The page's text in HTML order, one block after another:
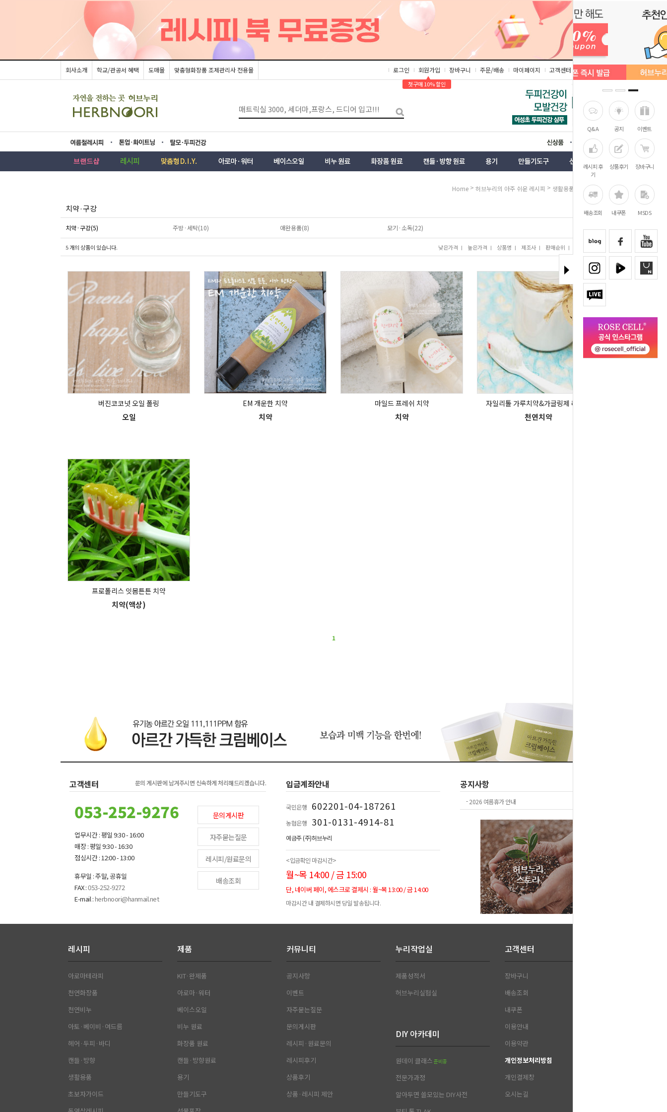
Q&A 공지 이벤트
레시피 후
기
상품후기 장바구니
배송조회 내쿠폰 MSDS
회사소개 학교/관공서 혜택 도매몰 맞춤형화장품 조제관리사 전용몰 로그인
회원가입
▲
첫구매 10% 할인
장바구니 주문/배송 마이페이지 고객센터 즐겨찾기
름레시피 업·화이트닝 모두피건강 상품 벤트
Home > 허브누리의 아주 쉬운 레시피 > 생활용품 치약·구강
치약·구강
치약·구강(5) 주방·세탁(10) 애완용품(8) 모기·소독(22)
5개의 상품이 있습니다. 낮은가격 I 높은가격 I 상품명 I 제조사 I 판매순위 I
버진코코넛 오일 폴링
오일
EM 개운한 치약
치약
마일드 프레쉬 치약
치약
자일리톨 가루치약&가글링제 레시피
천연치약
프로폴리스 잇몸튼튼 치약
치약(액상)
1
고객센터 문의 게시판에 남겨주시면 신속하게 처리해드리겠습니다.
053-252-9276
업무시간 : 평일 9:30 - 16:00
매장 : 평일 9:30 - 16:30
점심시간 : 12:00 - 13:00
휴무일 : 주말, 공휴일
FAX :053-252-9272
E-mail :herbnoori@hanmail.net
문의게시판
자주묻는질문
레시피/원료문의
배송조회
입금계좌안내
국민은행 602201-04-187261
농협은행 301-0131-4914-81
예금주 (주)허브누리
<입금확인 마감시간>
월~목 14:00 / 금 15:00
단, 네이버 페이, 에스크로 결제시 : 월~목 13:00 / 금 14:00
마감시간 내 결제하시면 당일 발송됩니다.
공지사항
-2026 여름휴가 안내
레시피
아로마테라피
천연화장품
천연비누
아토·베이비·여드름
헤어·두피·바디
캔들·방향
생활용품
초보자가이드
제품
KIT·완제품
아로마·워터
베이스오일
비누 원료
화장품 원료
캔들·방향원료
용기
만들기도구
커뮤니티
공지사항
이벤트
자주묻는질문
문의게시판
레시피·원료문의
레시피후기
상품후기
상품·레시피 제안
누리작업실
제품성적서
허브누리실험실
DIY 아카데미
원데이 클래스 준비중
전문가과정
알아두면 쓸모있는 DIY사전
고객센터
장바구니
배송조회
내쿠폰
이용안내
이용약관
개인정보처리방침
개인결제창
오시는길